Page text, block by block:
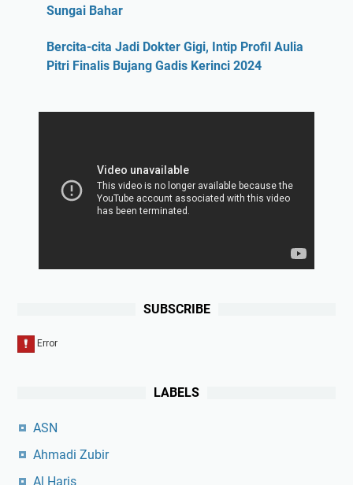
Sungai Bahar
Bercita-cita Jadi Dokter Gigi, Intip Profil Aulia
Pitri Finalis Bujang Gadis Kerinci 2024
SUBSCRIBE
LABELS
ASN
Ahmadi Zubir
Al Haris